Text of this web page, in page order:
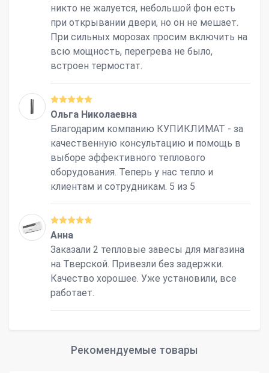
никто не жалуется, небольшой фон есть
при открывании двери, но он не мешает.
При сильных морозах просим включить на
всю мощность, перегрева не было,
встроен термостат.
Ольга Николаевна
Благодарим компанию КУПИКЛИМАТ - за
качественную консультацию и помощь в
выборе эффективного теплового
оборудования. Теперь у нас тепло и
клиентам и сотрудникам. 5 из 5
Анна
Заказали 2 тепловые завесы для магазина
на Тверской. Привезли без задержки.
Качество хорошее. Уже установили, все
работает.
Рекомендуемые товары